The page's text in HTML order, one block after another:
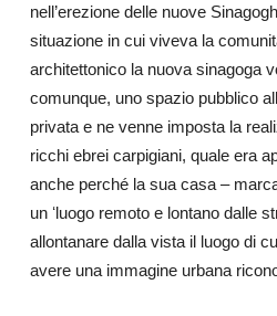
nell’erezione delle nuove
situazione in cui viveva la
architettonico la nuova sinagoga
comunque, uno spazio pubblico
privata e ne venne imposta la
ricchi ebrei carpigiani, quale era
anche perché la sua casa –
un ʻluogo remoto e lontano dalle
allontanare dalla vista il luogo di
avere una immagine urbana